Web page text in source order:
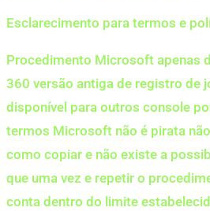
Esclarecimento para termos e
Procedimento Microsoft apenas
360 versão antiga de registro de
disponível para outros console
termos Microsoft não é pirata
como copiar e não existe a
que uma vez e repetir o
conta dentro do limite